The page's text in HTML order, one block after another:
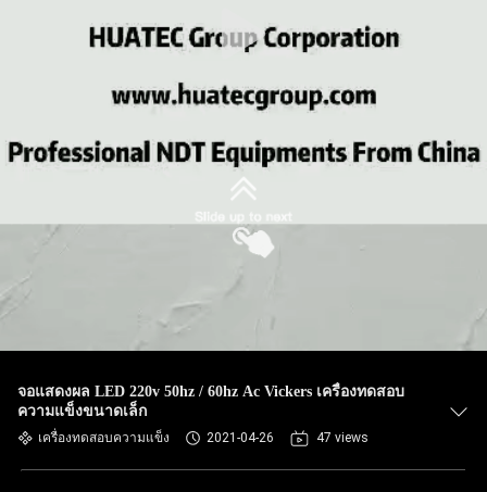
จอแสดงผล LED 220v 50hz / 60hz Ac Vickers เครื่องทดสอบ
ความแข็งขนาดเล็ก
เครื่องทดสอบความแข็ง 2021-04-26 47 views